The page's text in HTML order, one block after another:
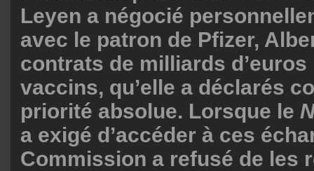
Leyen a négocié
avec le patron de Pfizer,
contrats de milliards d’euros
vaccins, qu’elle a déclarés
priorité absolue. Lorsque le
a exigé d’accéder à ces
Commission a refusé de les